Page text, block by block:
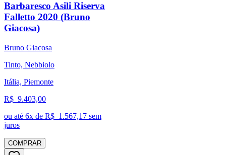
Barbaresco Asili Riserva
Falletto 2020 (Bruno
Giacosa)
Bruno Giacosa
Tinto, Nebbiolo
Itália, Piemonte
R$ 9.403,00
ou até 6x de R$ 1.567,17 sem
juros
COMPRAR